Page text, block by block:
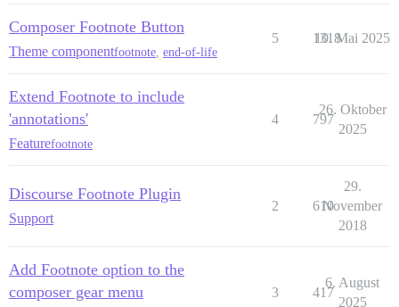
Composer Footnote Button
Theme componentfootnote end-of-life
5 1318
10. Mai 2025
Extend Footnote to include
'annotations'
Featurefootnote
4 797
26. Oktober
2025
Discourse Footnote Plugin
Support
2 610
29.
November
2018
Add Footnote option to the
composer gear menu
3 417
6. August
2025